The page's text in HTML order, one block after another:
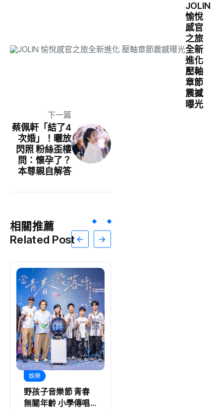
JOLIN
愉悅
感官
之旅
全新
進化
壓軸
章節
震撼
曝光
下一篇
蔡佩軒「結了4
次婚」！曬放
閃照 粉絲歪樓
問：懷孕了？
本尊親自解答
相關推薦
Related Post
娛樂
野孩子音樂節 青春
無關年齡 小學傳唱